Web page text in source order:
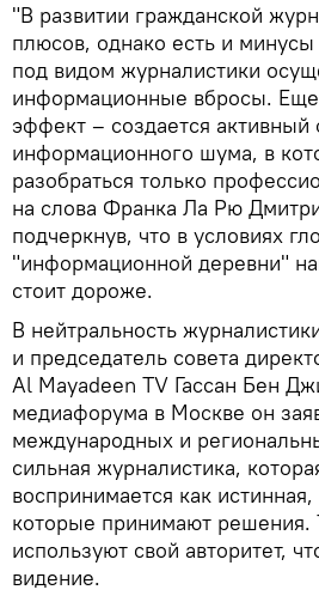
"В развитии гражданской
плюсов, однако есть и
под видом журналистики
информационные вбросы.
эффект – создается активный
информационного шума, в
разобраться только
на слова Франка Ла Рю
подчеркнув, что в условиях
"информационной деревни"
стоит дороже.
В нейтральность
и председатель совета
Al Mayadeen TV Гассан Бен
медиафорума в Москве он
международных и
сильная журналистика,
воспринимается как
которые принимают
используют свой авторитет,
видение.